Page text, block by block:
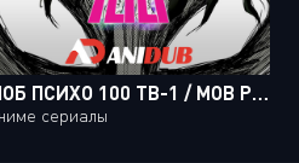
МОБ ПСИХО 100 ТВ-1 / MOB PSYCHO 100 TV-1 [12 ИЗ 12]
сериалы